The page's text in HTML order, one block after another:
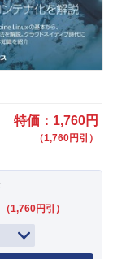
特価：1,760円
（1,760円引）
（1,760円引）